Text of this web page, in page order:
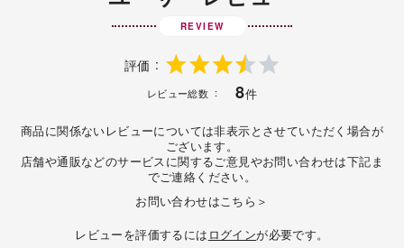
REVIEW
評価
レビュー総数 8件
商品に関係ないレビューについては非表示とさせていただく場合が
ございます。
店舗や通販などのサービスに関するご意見やお問い合わせは下記ま
でご連絡ください。
お問い合わせはこちら＞
レビューを評価するには ログインが必要です。